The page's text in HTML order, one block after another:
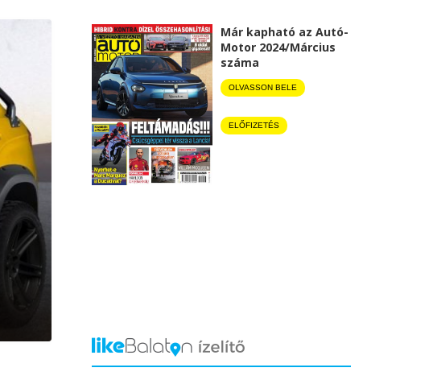
Már kapható az Autó-
Motor 2024/Március
száma
OLVASSON BELE
ELŐFIZETÉS